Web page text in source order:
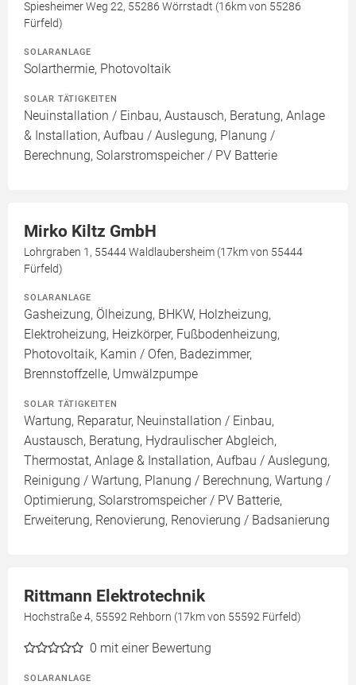
Spiesheimer Weg 22, 55286 Wörrstadt (16km von 55286
Fürfeld)
SOLARANLAGE
Solarthermie, Photovoltaik
SOLAR TÄTIGKEITEN
Neuinstallation / Einbau, Austausch, Beratung, Anlage
& Installation, Aufbau / Auslegung, Planung /
Berechnung, Solarstromspeicher / PV Batterie
Mirko Kiltz GmbH
Lohrgraben 1, 55444 Waldlaubersheim (17km von 55444
Fürfeld)
SOLARANLAGE
Gasheizung, Ölheizung, BHKW, Holzheizung,
Elektroheizung, Heizkörper, Fußbodenheizung,
Photovoltaik, Kamin / Ofen, Badezimmer,
Brennstoffzelle, Umwälzpumpe
SOLAR TÄTIGKEITEN
Wartung, Reparatur, Neuinstallation / Einbau,
Austausch, Beratung, Hydraulischer Abgleich,
Thermostat, Anlage & Installation, Aufbau / Auslegung,
Reinigung / Wartung, Planung / Berechnung, Wartung /
Optimierung, Solarstromspeicher / PV Batterie,
Erweiterung, Renovierung, Renovierung / Badsanierung
Rittmann Elektrotechnik
Hochstraße 4, 55592 Rehborn (17km von 55592 Fürfeld)
0 mit einer Bewertung
SOLARANLAGE